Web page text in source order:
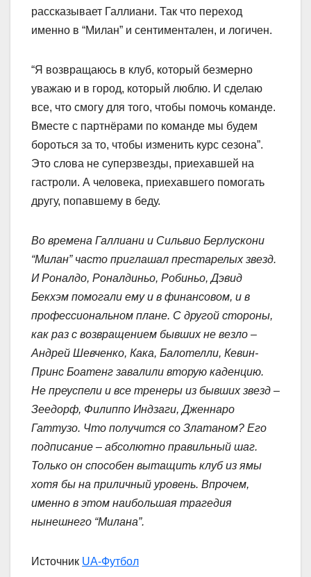
рассказывает Галлиани. Так что переход
именно в “Милан” и сентиментален, и логичен.
“Я возвращаюсь в клуб, который безмерно
уважаю и в город, который люблю. И сделаю
все, что смогу для того, чтобы помочь команде.
Вместе с партнёрами по команде мы будем
бороться за то, чтобы изменить курс сезона”.
Это слова не суперзвезды, приехавшей на
гастроли. А человека, приехавшего помогать
другу, попавшему в беду.
Во времена Галлиани и Сильвио Берлускони
“Милан” часто приглашал престарелых звезд.
И Роналдо, Роналдиньо, Робиньо, Дэвид
Бекхэм помогали ему и в финансовом, и в
профессиональном плане. С другой стороны,
как раз с возвращением бывших не везло –
Андрей Шевченко, Кака, Балотелли, Кевин-
Принс Боатенг завалили вторую каденцию.
Не преуспели и все тренеры из бывших звезд –
Зеедорф, Филиппо Индзаги, Дженнаро
Гаттузо. Что получится со Златаном? Его
подписание – абсолютно правильный шаг.
Только он способен вытащить клуб из ямы
хотя бы на приличный уровень. Впрочем,
именно в этом наибольшая трагедия
нынешнего “Милана”.
Источник UA-Футбол